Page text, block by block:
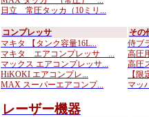
日立 常圧タッカ（10ミリ...
コンプレッサ
マキタ 【タンク容量16L...
マキタ エアコンプレッサ ...
マックス エアコンプレッサ...
HiKOKI エアコンプレ...
MAX スーパーエアコンプ...
その
侍ブ
高圧
高圧
【
マッ
レーザー機器